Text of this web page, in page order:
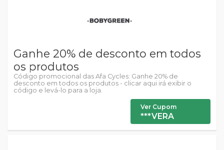
Ganhe 20% de desconto em todos
os produtos
Código promocional das Afa Cycles: Ganhe 20% de
desconto em todos os produtos - clicar aqui irá exibir o
código e levá-lo para a loja.
Ver Cupom
***VERA